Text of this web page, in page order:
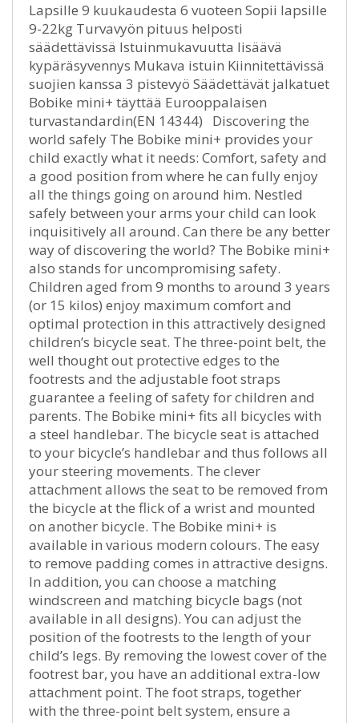
Lapsille 9 kuukaudesta 6 vuoteen Sopii lapsille
9-22kg Turvavyön pituus helposti
säädettävissä Istuinmukavuutta lisäävä
kypäräsyvennys Mukava istuin Kiinnitettävissä
suojien kanssa 3 pistevyö Säädettävät jalkatuet
Bobike mini+ täyttää Eurooppalaisen
turvastandardin(EN 14344) Discovering the
world safely The Bobike mini+ provides your
child exactly what it needs: Comfort, safety and
a good position from where he can fully enjoy
all the things going on around him. Nestled
safely between your arms your child can look
inquisitively all around. Can there be any better
way of discovering the world? The Bobike mini+
also stands for uncompromising safety.
Children aged from 9 months to around 3 years
(or 15 kilos) enjoy maximum comfort and
optimal protection in this attractively designed
children’s bicycle seat. The three-point belt, the
well thought out protective edges to the
footrests and the adjustable foot straps
guarantee a feeling of safety for children and
parents. The Bobike mini+ fits all bicycles with
a steel handlebar. The bicycle seat is attached
to your bicycle’s handlebar and thus follows all
your steering movements. The clever
attachment allows the seat to be removed from
the bicycle at the flick of a wrist and mounted
on another bicycle. The Bobike mini+ is
available in various modern colours. The easy
to remove padding comes in attractive designs.
In addition, you can choose a matching
windscreen and matching bicycle bags (not
available in all designs). You can adjust the
position of the footrests to the length of your
child’s legs. By removing the lowest cover of the
footrest bar, you have an additional extra-low
attachment point. The foot straps, together
with the three-point belt system, ensure a